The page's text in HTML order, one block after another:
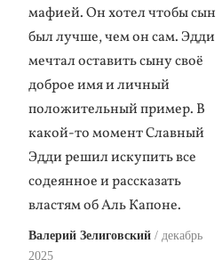
мафией. Он хотел чтобы сын
был лучше, чем он сам. Эдди
мечтал оставить сыну своё
доброе имя и личный
положительный пример. В
какой-то момент Славный
Эдди решил искупить все
содеянное и рассказать
властям об Аль Капоне.
Валерий Зелиговский
декабрь
2025